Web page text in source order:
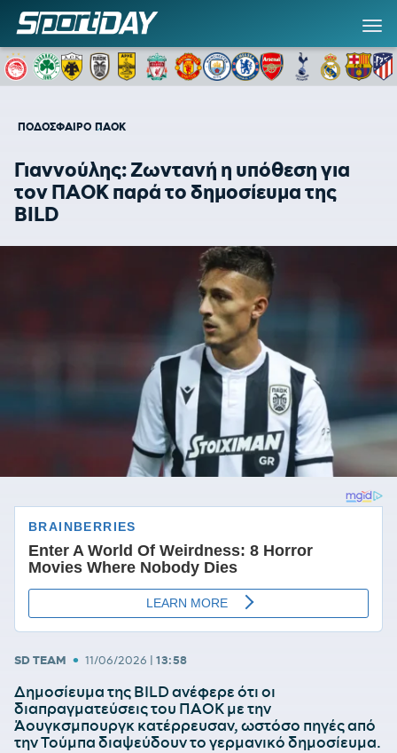
ΠΟΔΟΣΦΑΙΡΟ ΠΑΟΚ
Γιαννούλης: Ζωντανή η υπόθεση για
τον ΠΑΟΚ παρά το δημοσίευμα της
BILD
SD TEAM • 11/06/2026 | 13:58
Δημοσίευμα της BILD ανέφερε ότι οι
διαπραγματεύσεις του ΠΑΟΚ με την
Άουγκσμπουργκ κατέρρευσαν, ωστόσο πηγές από
την Τούμπα διαψεύδουν το γερμανικό δημοσίευμα.